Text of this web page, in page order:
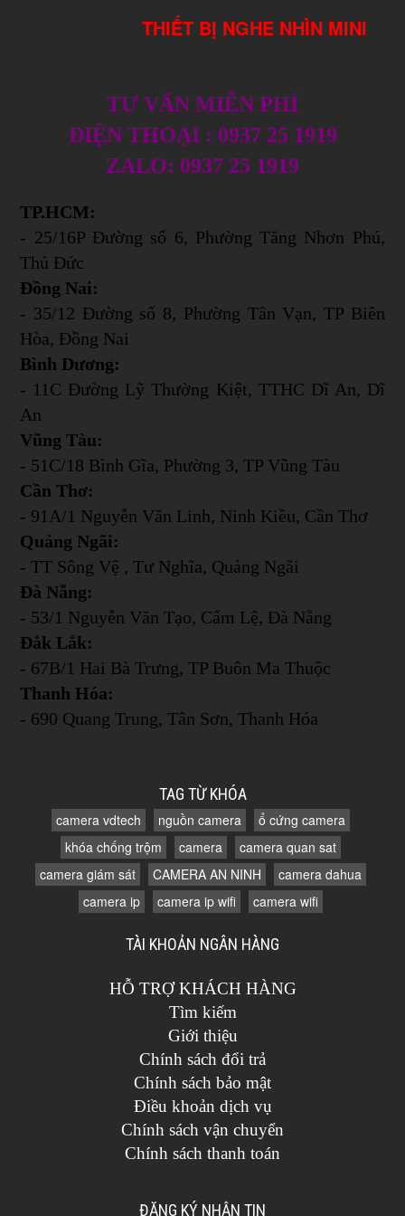
THIẾT BỊ NGHE NHÌN MINI
TƯ VẤN MIỄN PHÍ
ĐIỆN THOẠI : 0937 25 1919
ZALO: 0937 25 1919
TP.HCM:
- 25/16P Đường số 6, Phường Tăng Nhơn Phú,
Thủ Đức
Đồng Nai:
- 35/12 Đường số 8, Phường Tân Vạn, TP Biên
Hòa, Đồng Nai
Bình Dương:
- 11C Đường Lỹ Thường Kiệt, TTHC Dĩ An, Dĩ
An
Vũng Tàu:
- 51C/18 Bình Gĩa, Phường 3, TP Vũng Tàu
Cần Thơ:
- 91A/1 Nguyễn Văn Linh, Ninh Kiều, Cần Thơ
Quảng Ngãi:
- TT Sông Vệ , Tư Nghĩa, Quảng Ngãi
Đà Nẵng:
- 53/1 Nguyễn Văn Tạo, Cẩm Lệ, Đà Nẵng
Đắk Lắk:
- 67B/1 Hai Bà Trưng, TP Buôn Ma Thuộc
Thanh Hóa:
- 690 Quang Trung, Tân Sơn, Thanh Hóa
TAG TỪ KHÓA
camera vdtech nguồn camera
ổ cứng camera
khóa chống trộm
camera
camera quan sat
camera giám sát
CAMERA AN NINH
camera dahua
camera ip
camera ip wifi camera wifi
TÀI KHOẢN NGÂN HÀNG
HỖ TRỢ KHÁCH HÀNG
Tìm kiếm
Giới thiệu
Chính sách đổi trả
Chính sách bảo mật
Điều khoản dịch vụ
Chính sách vận chuyển
Chính sách thanh toán
ĐĂNG KÝ NHẬN TIN